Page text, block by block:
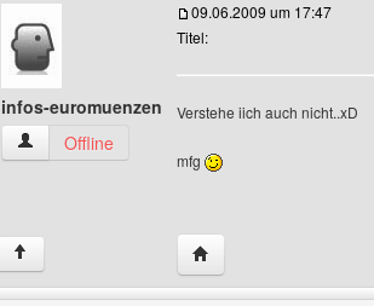
infos-euromuenzen
infos-euromuenzen Benutzer-Profile anzeigen
Offline
09.06.2009 um 17:47
Titel:
Verstehe iich auch nicht..xD
mfg
↑ Website dieses